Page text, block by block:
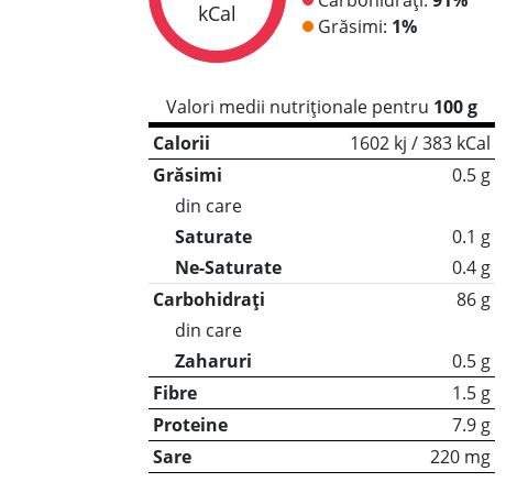
kCal
Grăsimi: 1%
Valori medii nutriționale pentru 100 g
Calorii
1602 kj / 383 kCal
Grăsimi
0.5 g
din care
Saturate
0.1 g
Ne-Saturate
0.4 g
Carbohidrați
86 g
din care
Zaharuri
0.5 g
Fibre
1.5 g
Proteine
7.9 g
Sare
220 mg